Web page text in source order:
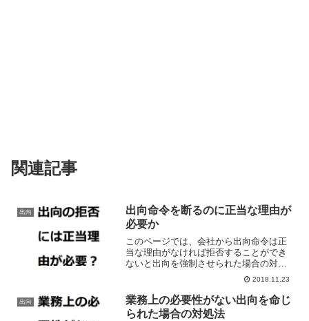
関連記事
出向
出向命令を断るのに正当な理由が
必要か
このページでは、会社から出向命令は正
当な理由がなければ拒否することができ
ないと出向を強制させられた場合の対処
法などについて解説しています。2018.11.23
出向
業務上の必要性がない出向を命じ
られた場合の対処法